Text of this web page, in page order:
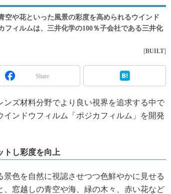
メンテナンス・レジリエンスOSAKA
日本 ものづくりワールド 2020
IGAS2018
や花といった風景の彩度を高められるウインド
ィルムは、三井化学の100％子会社である三井化
[BUILT]
Share
ズ材料分野でより良い視界を追求する中で
ンドウフィルム「ポジカフィルム」を開発
トし彩度を向上
色を自然に視認させつつ色鮮やかに見せる
窓越しの青空や海、緑の木々、赤い花など